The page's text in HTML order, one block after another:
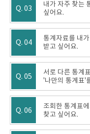
Q. 03
내가 자주 찾는
싶어요.
Q. 04
통계자료를 내
받고 싶어요.
Q. 05
서로 다른 통계
'나만의 통계표'
Q. 06
조회한 통계표
찾고 싶어요.